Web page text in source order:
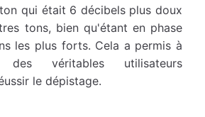
qui était 6 décibels plus doux
tons, bien qu'étant en phase
les plus forts. Cela a permis à
véritables utilisateurs
le dépistage.